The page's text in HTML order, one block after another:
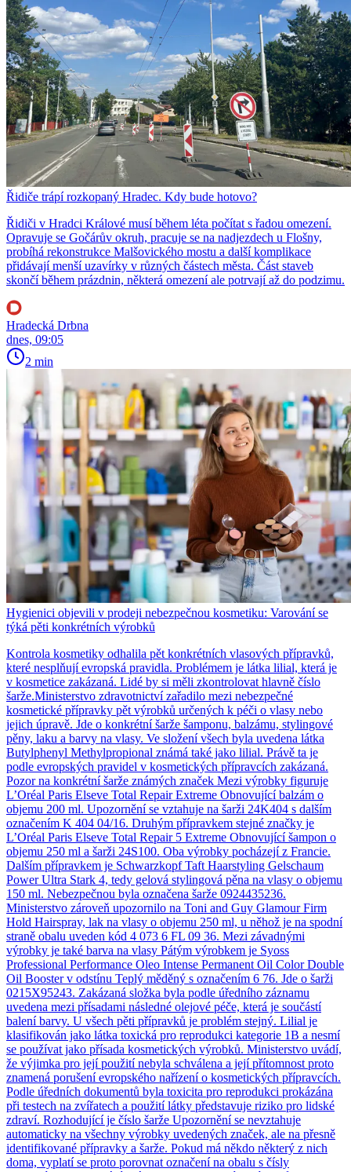
Řidiče trápí rozkopaný Hradec. Kdy bude hotovo?
Řidiči v Hradci Králové musí během léta počítat s řadou omezení.
Opravuje se Gočárův okruh, pracuje se na nadjezdech u Flošny,
probíhá rekonstrukce Malšovického mostu a další komplikace
přidávají menší uzavírky v různých částech města. Část staveb
skončí během prázdnin, některá omezení ale potrvají až do podzimu.
Hradecká Drbna
dnes, 09:05
2 min
Hygienici objevili v prodeji nebezpečnou kosmetiku: Varování se
týká pěti konkrétních výrobků
Kontrola kosmetiky odhalila pět konkrétních vlasových přípravků,
které nesplňují evropská pravidla. Problémem je látka lilial, která je
v kosmetice zakázaná. Lidé by si měli zkontrolovat hlavně číslo
šarže.Ministerstvo zdravotnictví zařadilo mezi nebezpečné
kosmetické přípravky pět výrobků určených k péči o vlasy nebo
jejich úpravě. Jde o konkrétní šarže šamponu, balzámu, stylingové
pěny, laku a barvy na vlasy. Ve složení všech byla uvedena látka
Butylphenyl Methylpropional známá také jako lilial. Právě ta je
podle evropských pravidel v kosmetických přípravcích zakázaná.
Pozor na konkrétní šarže známých značek Mezi výrobky figuruje
L’Oréal Paris Elseve Total Repair Extreme Obnovující balzám o
objemu 200 ml. Upozornění se vztahuje na šarži 24K404 s dalším
označením K 404 04/16. Druhým přípravkem stejné značky je
L’Oréal Paris Elseve Total Repair 5 Extreme Obnovující šampon o
objemu 250 ml a šarži 24S100. Oba výrobky pocházejí z Francie.
Dalším přípravkem je Schwarzkopf Taft Haarstyling Gelschaum
Power Ultra Stark 4, tedy gelová stylingová pěna na vlasy o objemu
150 ml. Nebezpečnou byla označena šarže 0924435236.
Ministerstvo zároveň upozornilo na Toni and Guy Glamour Firm
Hold Hairspray, lak na vlasy o objemu 250 ml, u něhož je na spodní
straně obalu uveden kód 4 073 6 FL 09 36. Mezi závadnými
výrobky je také barva na vlasy Pátým výrobkem je Syoss
Professional Performance Oleo Intense Permanent Oil Color Double
Oil Booster v odstínu Teplý měděný s označením 6 76. Jde o šarži
0215X95243. Zakázaná složka byla podle úředního záznamu
uvedena mezi přísadami následné olejové péče, která je součástí
balení barvy. U všech pěti přípravků je problém stejný. Lilial je
klasifikován jako látka toxická pro reprodukci kategorie 1B a nesmí
se používat jako přísada kosmetických výrobků. Ministerstvo uvádí,
že výjimka pro její použití nebyla schválena a její přítomnost proto
znamená porušení evropského nařízení o kosmetických přípravcích.
Podle úředních dokumentů byla toxicita pro reprodukci prokázána
při testech na zvířatech a použití látky představuje riziko pro lidské
zdraví. Rozhodující je číslo šarže Upozornění se nevztahuje
automaticky na všechny výrobky uvedených značek, ale na přesně
identifikované přípravky a šarže. Pokud má někdo některý z nich
doma, vyplatí se proto porovnat označení na obalu s čísly